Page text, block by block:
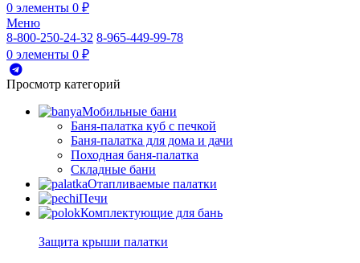
0 элементы 0 ₽
Меню
8-800-250-24-32 8-965-449-99-78
0 элементы 0 ₽
Просмотр категорий
Мобильные бани
Баня-палатка куб с печкой
Баня-палатка для дома и дачи
Походная баня-палатка
Складные бани
Отапливаемые палатки
Печи
Комплектующие для бань
Защита крыши палатки